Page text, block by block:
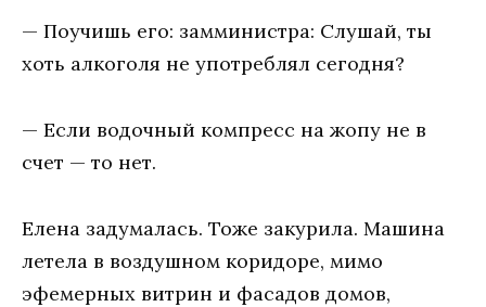
— Поучишь его: замминистра: Слушай, ты
хоть алкоголя не употреблял сегодня?
— Если водочный компресс на жопу не в
счет — то нет.
Елена задумалась. Тоже закурила. Машина
летела в воздушном коридоре, мимо
эфемерных витрин и фасадов домов,